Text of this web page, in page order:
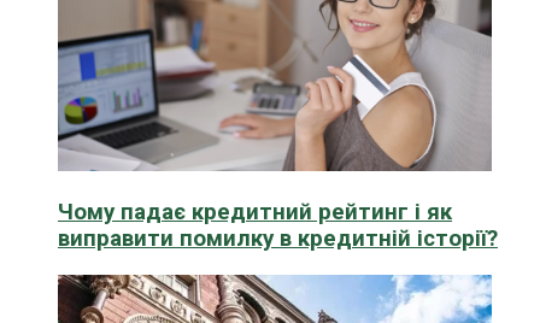
Чому падає кредитний рейтинг і як
виправити помилку в кредитній історії?